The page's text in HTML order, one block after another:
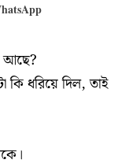
আছে?
ধরিয়ে দিল, তাই